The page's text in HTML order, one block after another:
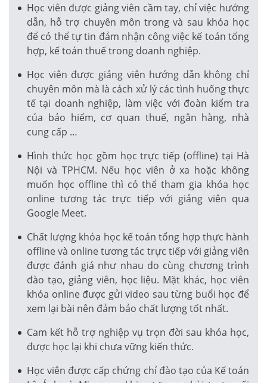
Học viên được giảng viên cầm tay, chỉ việc hướng
dẫn, hỗ trợ chuyên môn trong và sau khóa học
để có thể tự tin đảm nhận công việc kế toán tổng
hợp, kế toán thuế trong doanh nghiệp.
Học viên được giảng viên hướng dẫn không chỉ
chuyên môn mà là cách xử lý các tình huống thực
tế tại doanh nghiệp, làm việc với đoàn kiểm tra
của bảo hiểm, cơ quan thuế, ngân hàng, nhà
cung cấp …
Hình thức học gồm học trực tiếp (offline) tại Hà
Nội và TPHCM. Nếu học viên ở xa hoặc không
muốn học offline thì có thể tham gia khóa học
online tương tác trực tiếp với giảng viên qua
Google Meet.
Chất lượng khóa học kế toán tổng hợp thực hành
offline và online tương tác trực tiếp với giảng viên
được đánh giá như nhau do cùng chương trình
đào tạo, giảng viên, học liệu. Mặt khác, học viên
khóa online được gửi video sau từng buổi học để
xem lại bài nên đảm bảo chất lượng tốt nhất.
Cam kết hỗ trợ nghiệp vụ trọn đời sau khóa học,
được học lại khi chưa vững kiến thức.
Học viên được cấp chứng chỉ đào tạo của Kế toán